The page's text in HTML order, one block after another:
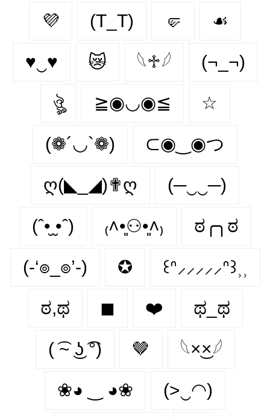
💜 (T_T) 🤛 ☙
♥‿♥ 😿 𓆩♱𓆪 (¬_¬)
ঔৣ ≧◉◡◉≦ ☆
(❁´◡`❁) ⊂◉‿◉つ
ღ(◣_◢)✟ღ (─‿‿─)
(ˆ•̮ ̮•ˆ) ₍˄•͈⚇•͈˄₎ ಠ╭╮ಠ
(-‘๏_๏’-) ✪ ꒰ᐢ⸝⸝⸝⸝⸝ᐢ꒱⸒⸒
ಠ,ಥ ◼ ❤️‍ ಥ_ಥ
( ͡~ ͜ʖ ͡°) 🤎 𓆩×͜×𓆪
❀◕ ‿ ◕❀ (>‿◠)